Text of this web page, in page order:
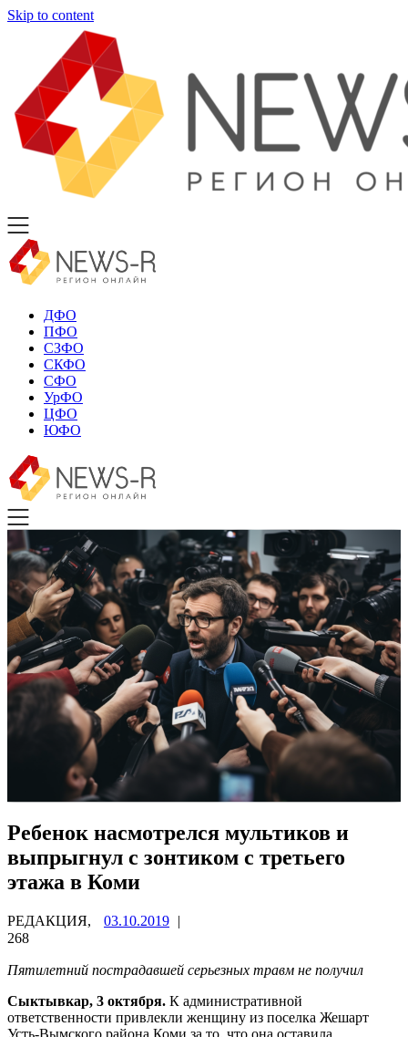
Skip to content
ДФО
ПФО
СЗФО
СКФО
СФО
УрФО
ЦФО
ЮФО
Ребенок насмотрелся мультиков и
выпрыгнул с зонтиком с третьего
этажа в Коми
РЕДАКЦИЯ, 03.10.2019 |
268
Пятилетний пострадавшей серьезных травм не получил
Сыктывкар, 3 октября. К административной
ответственности привлекли женщину из поселка Жешарт
Усть-Вымского района Коми за то, что она оставила